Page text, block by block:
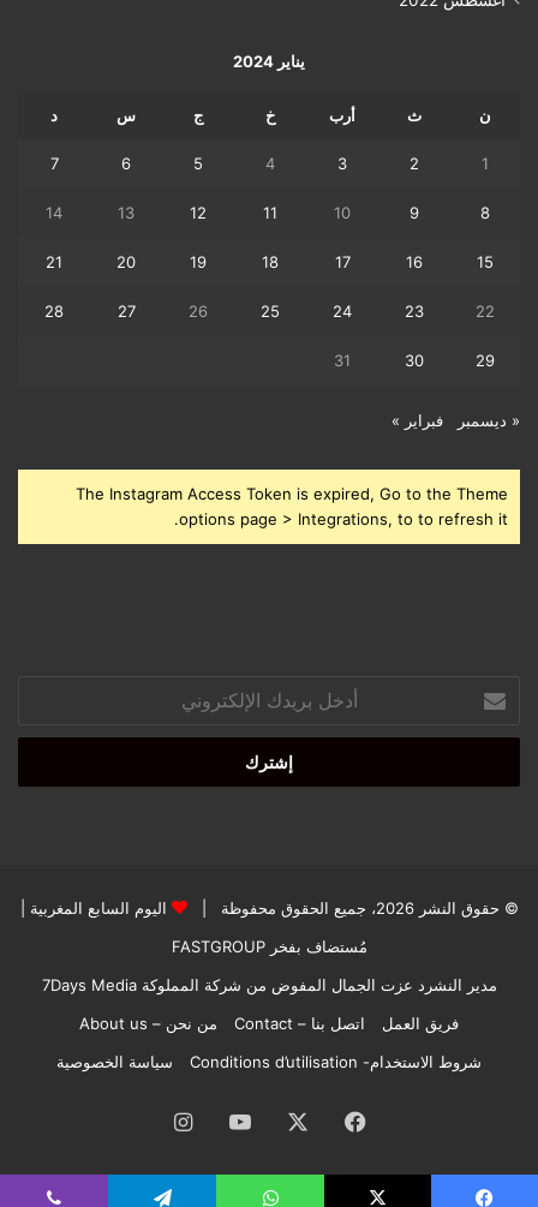
يناير 2024
ن ث أرب خ ج س د
1
2
3
4
5
6
7
8
9
10
11
12
13
14
15
16
17
18
19
20
21
22
23
24
25
26
27
28
29
30
31
« ديسمبر فبراير »
The Instagram Access Token is expired, Go to the Theme
options page > Integrations, to to refresh it.
بريدك
الإلكتروني
© حقوق النشر 2026، جميع الحقوق محفوظة | اليوم السابع المغربية
مُستضاف بفخرFASTGROUP
مدير النشرد عزت الجمال المفوض من شركة المملوكة 7Days Media
فريق العمل
اتصل بنا – Contact
من نحن – About us
شروط الاستخدام- Conditions d’utilisation
سياسة الخصوصية
فيسبوك ‫YouTubeانستقرام